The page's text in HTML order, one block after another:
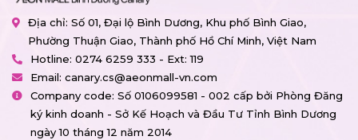
Địa chỉ: Số 01, Đại lộ Bình Dương, Khu phố Bình Giao,
Phường Thuận Giao, Thành phố Hồ Chí Minh, Việt Nam
Hotline: 0274 6259 333 - Ext: 119
Email: canary.cs@aeonmall-vn.com
Company code: Số 0106099581 - 002 cấp bởi Phòng Đăng
ký kinh doanh - Sở Kế Hoạch và Đầu Tư Tỉnh Bình Dương
ngày 10 tháng 12 năm 2014